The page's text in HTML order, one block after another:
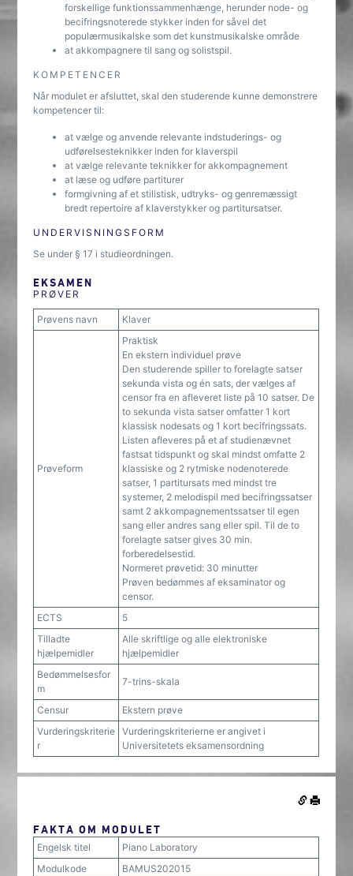
forskellige funktionssammenhænge, herunder node- og
becifringsnoterede stykker inden for såvel det
populærmusikalske som det kunstmusikalske område
at akkompagnere til sang og solistspil.
KOMPETENCER
Når modulet er afsluttet, skal den studerende kunne demonstrere
kompetencer til:
at vælge og anvende relevante indstuderings- og
udførelsesteknikker inden for klaverspil
at vælge relevante teknikker for akkompagnement
at læse og udføre partiturer
formgivning af et stilistisk, udtryks- og genremæssigt
bredt repertoire af klaverstykker og partitursatser.
UNDERVISNINGSFORM
Se under § 17 i studieordningen.
EKSAMEN
PRØVER
Prøvens navn Klaver
Prøveform
Praktisk
En ekstern individuel prøve
Den studerende spiller to forelagte satser
sekunda vista og én sats, der vælges af
censor fra en afleveret liste på 10 satser. De
to sekunda vista satser omfatter 1 kort
klassisk nodesats og 1 kort becifringssats.
Listen afleveres på et af studienævnet
fastsat tidspunkt og skal mindst omfatte 2
klassiske og 2 rytmiske nodenoterede
satser, 1 partitursats med mindst tre
systemer, 2 melodispil med becifringssatser
samt 2 akkompagnementssatser til egen
sang eller andres sang eller spil. Til de to
forelagte satser gives 30 min.
forberedelsestid.
Normeret prøvetid: 30 minutter
Prøven bedømmes af eksaminator og
censor.
ECTS
5
Tilladte
hjælpemidler
Alle skriftlige og alle elektroniske
hjælpemidler
Bedømmelsesfor
m
7-trins-skala
Censur
Ekstern prøve
Vurderingskriterie
r
Vurderingskriterierne er angivet i
Universitetets eksamensordning
FAKTA OM MODULET
Engelsk titel
Piano Laboratory
Modulkode
BAMUS202015